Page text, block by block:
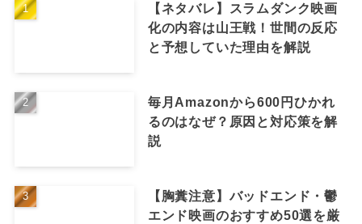
【ネタバレ】スラムダンク映画
化の内容は山王戦！世間の反応
と予想していた理由を解説
毎月Amazonから600円ひかれ
るのはなぜ？原因と対応策を解
説
【胸糞注意】バッドエンド・鬱
エンド映画のおすすめ50選を厳